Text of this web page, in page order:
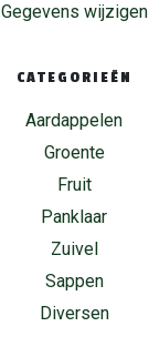
Gegevens wijzigen
CATEGORIEËN
Aardappelen
Groente
Fruit
Panklaar
Zuivel
Sappen
Diversen